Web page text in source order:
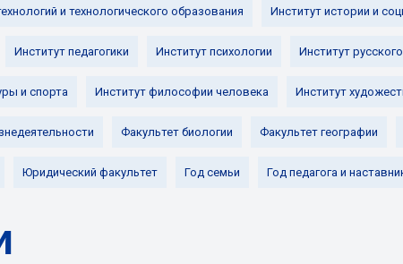
и технологического образования Институт истории и
Институт педагогики Институт психологии Институт
и спорта Институт философии человека Институт
Факультет биологии Факультет географии
Юридический факультет Год семьи Год педагога и